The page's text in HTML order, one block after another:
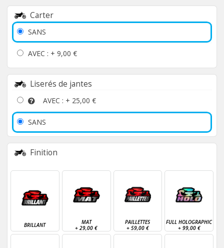
Carter
SANS
AVEC : + 9,00 €
Liserés de jantes
AVEC : + 25,00 €
SANS
Finition
BRILLANT
MAT
+29,00 €
PAILLETTES
+ 59,00 €
FULL HOLOGRAPHIC
+ 99,00 €